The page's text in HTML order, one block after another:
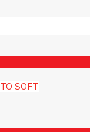
SOFT